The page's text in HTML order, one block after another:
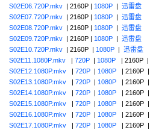
S02E06.720P.mkv | 2160P | 1080P | 迅雷盘
S02E07.720P.mkv | 2160P | 1080P | 迅雷盘
S02E08.720P.mkv | 2160P | 1080P | 迅雷盘
S02E09.720P.mkv | 2160P | 1080P | 迅雷盘
S02E10.720P.mkv | 2160P | 1080P | 迅雷盘
S02E11.1080P.mkv | 720P | 1080P | 2160P |
S02E12.1080P.mkv | 720P | 1080P | 2160P |
S02E13.1080P.mkv | 720P | 1080P | 2160P |
S02E14.1080P.mkv | 720P | 1080P | 2160P |
S02E15.1080P.mkv | 720P | 1080P | 2160P |
S02E16.1080P.mkv | 720P | 1080P | 2160P |
S02E17.1080P.mkv | 720P | 1080P | 2160P |